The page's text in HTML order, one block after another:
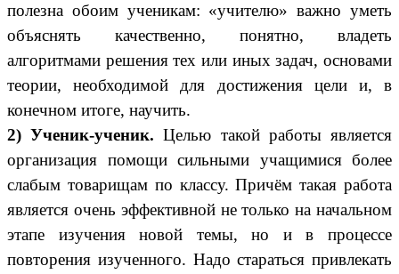
полезна обоим ученикам: «учителю» важно уметь
объяснять качественно, понятно, владеть
алгоритмами решения тех или иных задач, основами
теории, необходимой для достижения цели и, в
конечном итоге, научить.
2) Ученик-ученик. Целью такой работы является
организация помощи сильными учащимися более
слабым товарищам по классу. Причём такая работа
является очень эффективной не только на начальном
этапе изучения новой темы, но и в процессе
повторения изученного. Надо стараться привлекать